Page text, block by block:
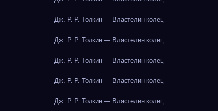
Дж. Р. Р. Толкин — Властелин колец
Дж. Р. Р. Толкин — Властелин колец
Дж. Р. Р. Толкин — Властелин колец
Дж. Р. Р. Толкин — Властелин колец
Дж. Р. Р. Толкин — Властелин колец